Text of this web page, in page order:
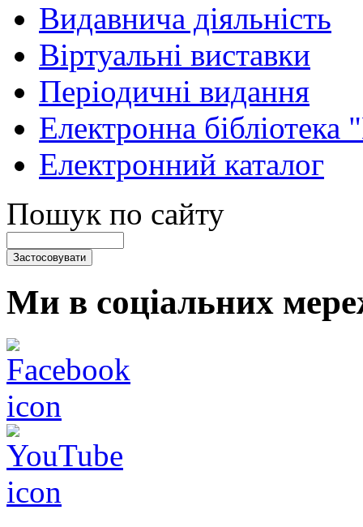
Видавнича діяльність
Віртуальні виставки
Періодичні видання
Електронна
Електронний каталог
Пошук по сайту
Ми в соціальних